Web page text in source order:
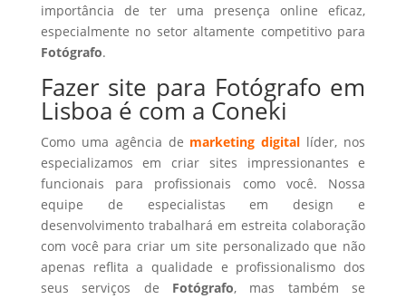
importância de ter uma presença online eficaz,
especialmente no setor altamente competitivo para
Fotógrafo.
Fazer site para Fotógrafo em
Lisboa é com a Coneki
Como uma agência de marketing digital líder, nos
especializamos em criar sites impressionantes e
funcionais para profissionais como você. Nossa
equipe de especialistas em design e
desenvolvimento trabalhará em estreita colaboração
com você para criar um site personalizado que não
apenas reflita a qualidade e profissionalismo dos
seus serviços de Fotógrafo, mas também se